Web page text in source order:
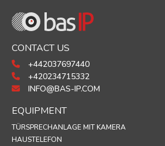
CONTACT US
+442037697440
+420234715332
INFO@BAS-IP.COM
EQUIPMENT
TÜRSPRECHANLAGE MIT KAMERA
HAUSTELEFON